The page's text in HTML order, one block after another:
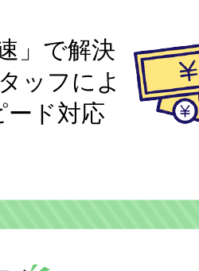
」で解決
ッフによ
ード対応